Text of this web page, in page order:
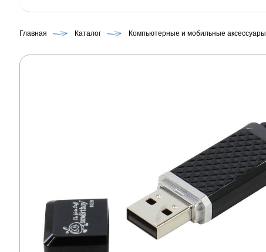
Главная Каталог Компьютерные и мобильные аксессуары